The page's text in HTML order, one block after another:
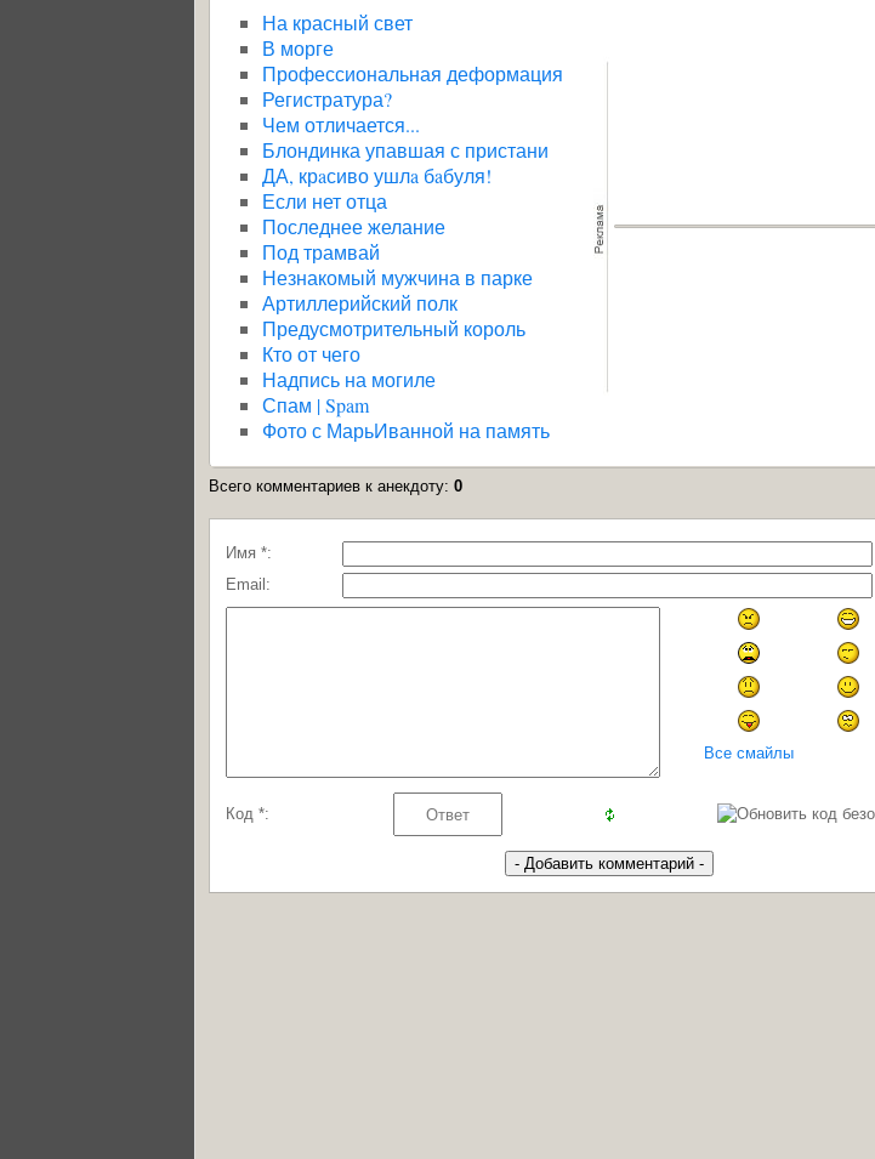
На красный свет
В морге
Профессиональная деформация
Регистратура?
Чем отличается...
Блондинка упавшая с пристани
ДА, крaсиво ушлa бaбуля!
Если нет отца
Последнее желание
Под трамвай
Незнакомый мужчина в парке
Артиллерийский полк
Предусмотрительный король
Кто от чего
Надпись на могиле
Спам | Spam
Фото с МарьИванной на память
Всего комментариев к анекдоту: 0
Имя *:
Email:
Все смайлы
Код *: